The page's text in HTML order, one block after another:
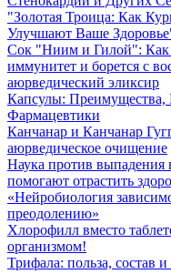
"Золотая Троица: Как
Улучшают Ваше
Сок "Ниим и Гилой": Как
иммунитет и борется с
аюрведический эликсир
Капсулы: Преимущества,
Фармацевтики
Канчанар и Канчанар
аюрведическое очищение
Наука против выпадения
помогают отрастить
«Нейробиология
преодолению»
Хлорофилл вместо
организмом!
Трифала: польза, состав